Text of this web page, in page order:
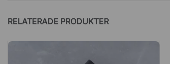
RELATERADE PRODUKTER